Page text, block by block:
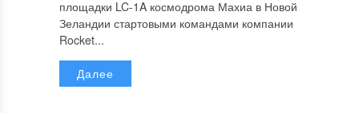
площадки LC-1A космодрома Махиа в Новой
Зеландии стартовыми командами компании
Rocket...
Далее